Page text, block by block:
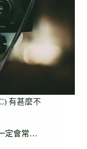
有甚麼不
定會常…